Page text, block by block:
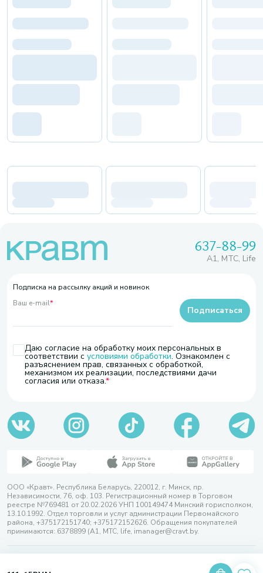
637-88-99
A1, МТС, Life
Подписка на рассылку акций и новинок
Ваш e-mail*
Даю согласие на обработку моих персональных в
соответствии с условиями обработки. Ознакомлен с
разъяснением прав, связанных с обработкой,
механизмом их реализации, последствиями дачи
согласия или отказа.
Подписаться
ООО «Кравт». Республика Беларусь, 220012, г. Минск, пр.
Независимости, 76, оф. 103. Регистрационный номер в Торговом
реестре №769481 от 20.02.2026 УНП 100149474 Минский горисполком,
13.10.1992. Отдел торговли и услуг администрации Первомайского
района, +375172151740; +375172152626. Обращения покупателей
принимаются: 6378899 (А1, МТС, life, imanager@cravt.by.